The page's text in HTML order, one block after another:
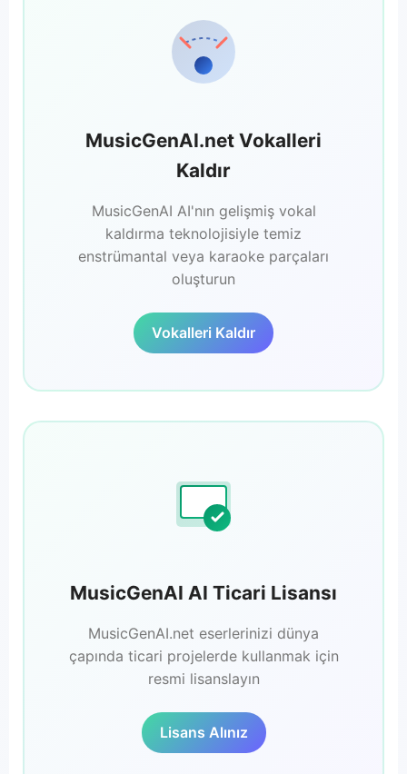
MusicGenAI.net Vokalleri
Kaldır
MusicGenAI AI'nın gelişmiş vokal
kaldırma teknolojisiyle temiz
enstrümantal veya karaoke parçaları
oluşturun
Vokalleri Kaldır
MusicGenAI AI Ticari Lisansı
MusicGenAI.net eserlerinizi dünya
çapında ticari projelerde kullanmak için
resmi lisanslayın
Lisans Alınız